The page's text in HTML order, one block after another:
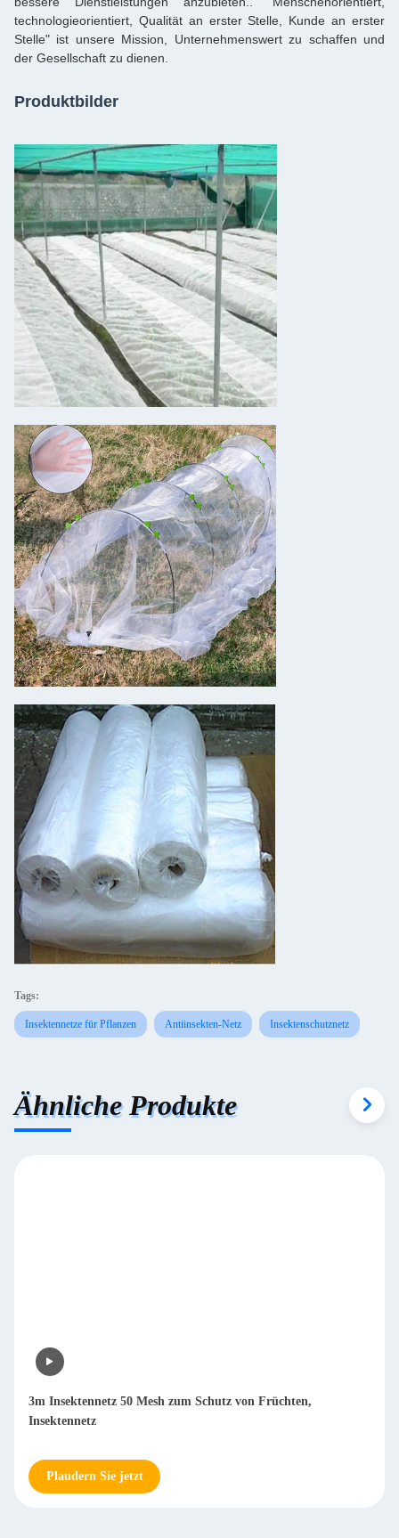
technologieorientiert, Qualität an erster Stelle, Kunde an erster
Stelle" ist unsere Mission, Unternehmenswert zu schaffen und
der Gesellschaft zu dienen.
Produktbilder
Tags:
Insektennetze für Pflanzen Antiinsekten-Netz Insektenschutznetz
Ähnliche Produkte
3m Insektennetz 50 Mesh zum Schutz von Früchten,
Insektennetz
Plaudern Sie jetzt